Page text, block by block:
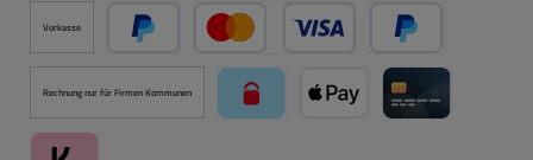
Vorkasse
PayPal Kredit- oder Debitkarte über PayPal
Später Bezahlen
Rechnung nur für Firmen Kommunen